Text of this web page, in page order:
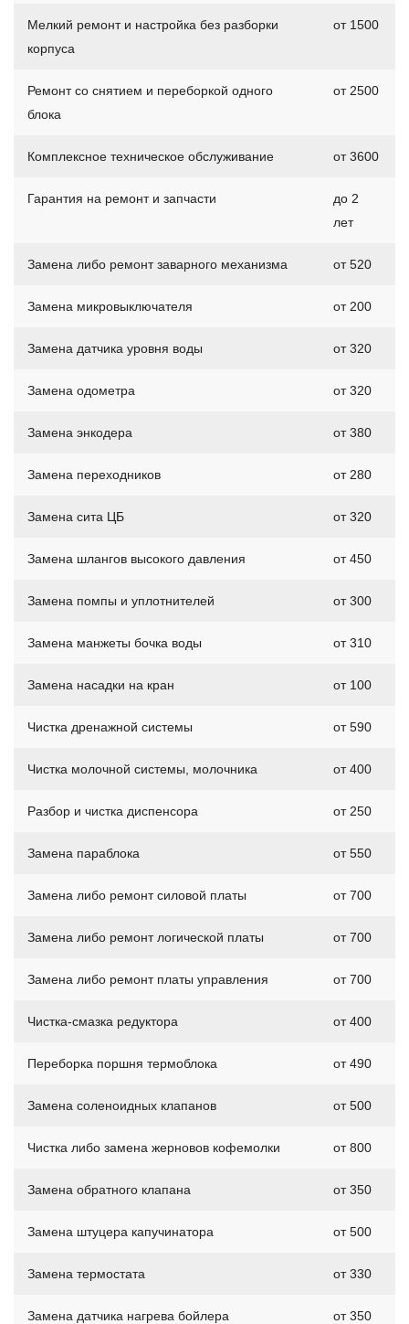
Мелкий ремонт и настройка без разборки
корпуса
от 1500
Ремонт со снятием и переборкой одного
блока
от 2500
Комплексное техническое обслуживание от 3600
Гарантия на ремонт и запчасти
до 2
лет
Замена либо ремонт заварного механизма от 520
Замена микровыключателя от 200
Замена датчика уровня воды от 320
Замена одометра от 320
Замена энкодера от 380
Замена переходников от 280
Замена сита ЦБ от 320
Замена шлангов высокого давления от 450
Замена помпы и уплотнителей от 300
Замена манжеты бочка воды от 310
Замена насадки на кран от 100
Чистка дренажной системы от 590
Чистка молочной системы, молочника от 400
Разбор и чистка диспенсора от 250
Замена параблока от 550
Замена либо ремонт силовой платы от 700
Замена либо ремонт логической платы от 700
Замена либо ремонт платы управления от 700
Чистка-смазка редуктора от 400
Переборка поршня термоблока от 490
Замена соленоидных клапанов от 500
Чистка либо замена жерновов кофемолки от 800
Замена обратного клапана от 350
Замена штуцера капучинатора от 500
Замена термостата от 330
Замена датчика нагрева бойлера от 350